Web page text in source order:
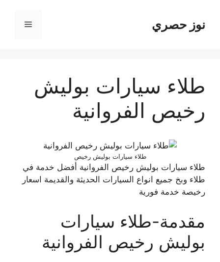
المحتوىنوز حصري القائمة
طلاء سيارات بوليش
رخيص الفروانية
طلاء سيارات بوليش رخيص
طلاء سيارات بوليش رخيص الفروانية أفضل خدمة في
طلاء وبخ جميع انواع السيارات الحديثة والقديمة اسعار
رخيصة خدمة فورية
مقدمة-طلاء سيارات
بوليش رخيص الفروانية